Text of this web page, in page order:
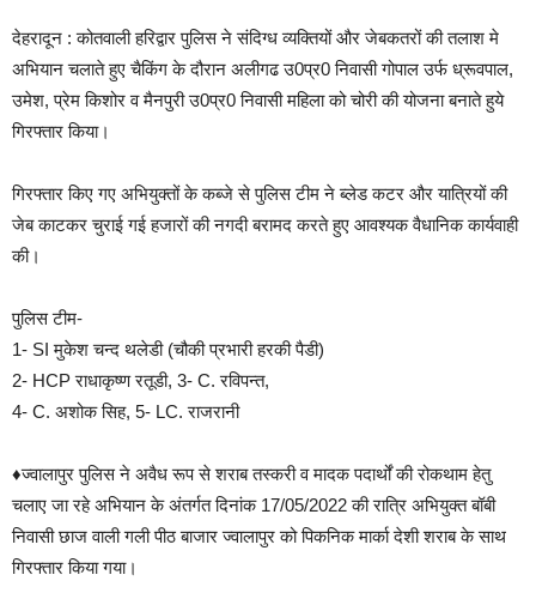
देहरादून : कोतवाली हरिद्वार पुलिस ने संदिग्ध व्यक्तियों और जेबकतरों की तलाश मे
अभियान चलाते हुए चैकिंग के दौरान अलीगढ उ0प्र0 निवासी गोपाल उर्फ ध्रूवपाल,
उमेश, प्रेम किशोर व मैनपुरी उ0प्र0 निवासी महिला को चोरी की योजना बनाते हुये
गिरफ्तार किया।
गिरफ्तार किए गए अभियुक्तों के कब्जे से पुलिस टीम ने ब्लेड कटर और यात्रियों की
जेब काटकर चुराई गई हजारों की नगदी बरामद करते हुए आवश्यक वैधानिक कार्यवाही
की।
पुलिस टीम-
1- SI मुकेश चन्द थलेडी (चौकी प्रभारी हरकी पैडी)
2- HCP राधाकृष्ण रतूडी, 3- C. रविपन्त,
4- C. अशोक सिह, 5- LC. राजरानी
♦️ज्वालापुर पुलिस ने अवैध रूप से शराब तस्करी व मादक पदार्थों की रोकथाम हेतु
चलाए जा रहे अभियान के अंतर्गत दिनांक 17/05/2022 की रात्रि अभियुक्त बॉबी
निवासी छाज वाली गली पीठ बाजार ज्वालापुर को पिकनिक मार्का देशी शराब के साथ
गिरफ्तार किया गया।